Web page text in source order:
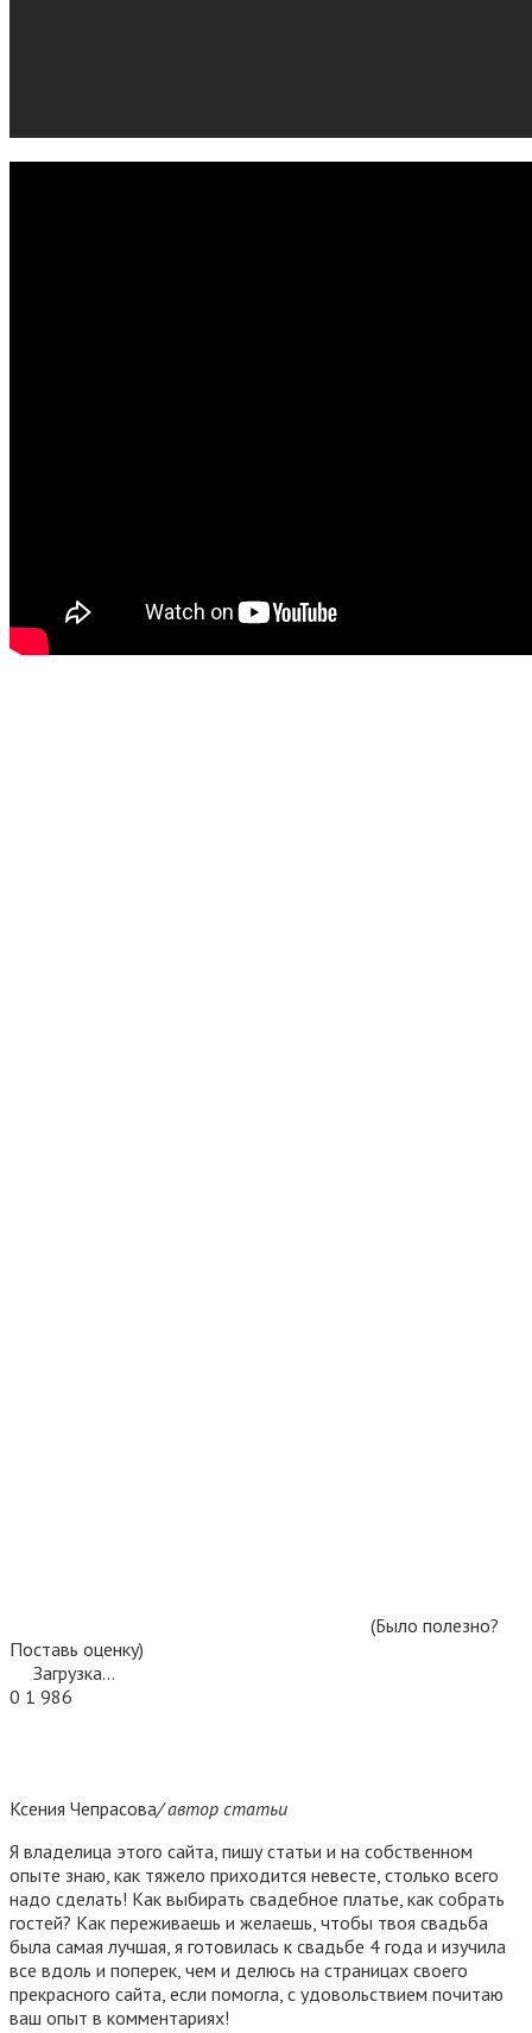
(Было полезно?
Поставь оценку)
Загрузка...
0 1 986
Ксения Чепрасова/ автор статьи
Я владелица этого сайта, пишу статьи и на собственном
опыте знаю, как тяжело приходится невесте, столько всего
надо сделать! Как выбирать свадебное платье, как собрать
гостей? Как переживаешь и желаешь, чтобы твоя свадьба
была самая лучшая, я готовилась к свадьбе 4 года и изучила
все вдоль и поперек, чем и делюсь на страницах своего
прекрасного сайта, если помогла, с удовольствием почитаю
ваш опыт в комментариях!